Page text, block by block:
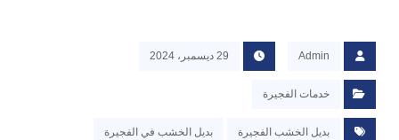
Admin 29 ديسمبر، 2024
خدمات الفجيرة
بديل الخشب الفجيرة بديل الخشب في الفجيرة